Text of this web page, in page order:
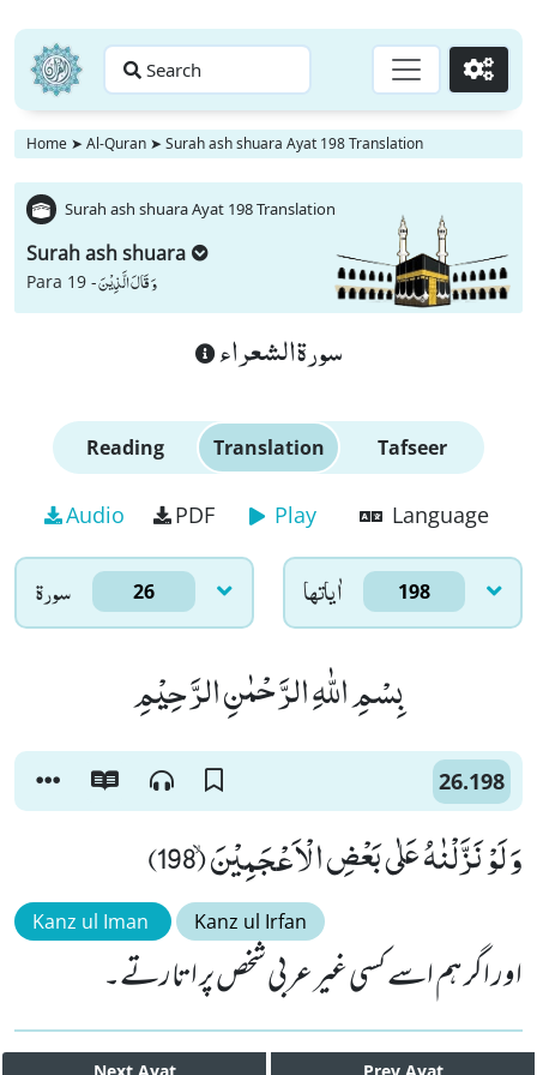
Search Go
Home ➤ Al-Quran ➤ Surah ash shuara Ayat 198 Translation
Surah ash shuara Ayat 198 Translation
Surah ash shuara
Para 19 -وَ قَالَ الَّذِیْنَ
سورة الشعراء
Reading Translation Tafseer
Audio PDF Play Language
سورۃ 26 اٰياتها 198
بِسْمِ اللّٰهِ الرَّحْمٰنِ الرَّحِیْمِ
26.198
وَ لَوْ نَزَّلْنٰهُ عَلٰى بَعْضِ الْاَعْجَمِیْنَۙ (198)
Kanz ul Iman Kanz ul Irfan
اور اگر ہم اسے کسی غیر عربی شخص پر ا تارتے۔